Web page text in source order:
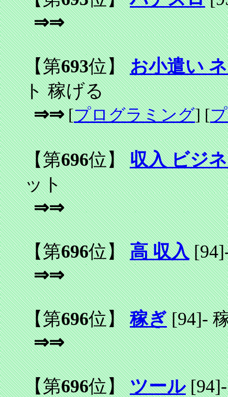
⇒⇒
【第693位】お小遣い
ト 稼げる
⇒⇒[プログラミング] [
【第696位】収入 ビジ
ット
⇒⇒
【第696位】高 収入[94]
⇒⇒
【第696位】稼ぎ[94]-
⇒⇒
【第696位】ツール[94]-